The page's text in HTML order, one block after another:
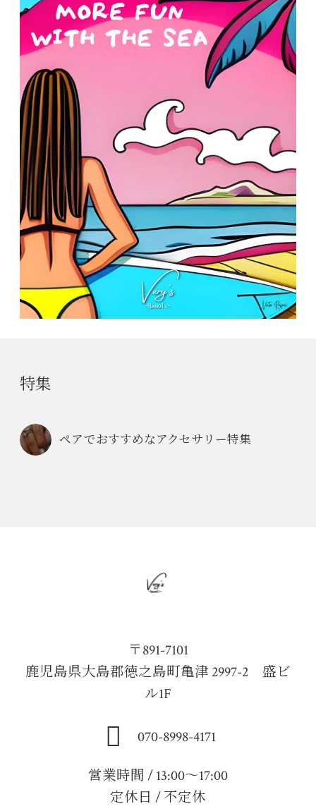
特集
ペアでおすすめなアクセサリー特集
〒891-7101
鹿児島県大島郡徳之島町亀津 2997-2 盛ビ
ル1F
070-8998-4171
営業時間 / 13:00～17:00
定休日 / 不定休